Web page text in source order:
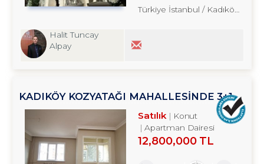
Halit Tuncay
Alpay
KADIKÖY KOZYATAĞI MAHALLESİNDE 3+1
SATILIK DAİRE TROYKADAN
Satılık
Konut
Apartman Dairesi
12,800,000 TL